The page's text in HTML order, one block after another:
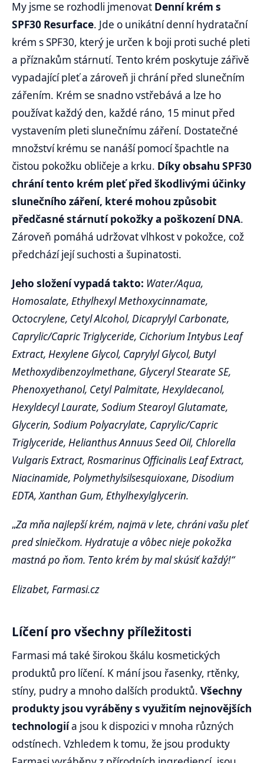
My jsme se rozhodli jmenovat Denní krém s
SPF30 Resurface. Jde o unikátní denní hydratační
krém s SPF30, který je určen k boji proti suché pleti
a příznakům stárnutí. Tento krém poskytuje zářivě
vypadající pleť a zároveň ji chrání před slunečním
zářením. Krém se snadno vstřebává a lze ho
používat každý den, každé ráno, 15 minut před
vystavením pleti slunečnímu záření. Dostatečné
množství krému se nanáší pomocí špachtle na
čistou pokožku obličeje a krku. Díky obsahu SPF30
chrání tento krém pleť před škodlivými účinky
slunečního záření, které mohou způsobit
předčasné stárnutí pokožky a poškození DNA.
Zároveň pomáhá udržovat vlhkost v pokožce, což
předchází její suchosti a šupinatosti.
Jeho složení vypadá takto: Water/Aqua,
Homosalate, Ethylhexyl Methoxycinnamate,
Octocrylene, Cetyl Alcohol, Dicaprylyl Carbonate,
Caprylic/Capric Triglyceride, Cichorium Intybus Leaf
Extract, Hexylene Glycol, Caprylyl Glycol, Butyl
Methoxydibenzoylmethane, Glyceryl Stearate SE,
Phenoxyethanol, Cetyl Palmitate, Hexyldecanol,
Hexyldecyl Laurate, Sodium Stearoyl Glutamate,
Glycerin, Sodium Polyacrylate, Caprylic/Capric
Triglyceride, Helianthus Annuus Seed Oil, Chlorella
Vulgaris Extract, Rosmarinus Officinalis Leaf Extract,
Niacinamide, Polymethylsilsesquioxane, Disodium
EDTA, Xanthan Gum, Ethylhexylglycerin.
„Za mňa najlepší krém, najmä v lete, chráni vašu pleť
pred slniečkom. Hydratuje a vôbec nieje pokožka
mastná po ňom. Tento krém by mal skúsiť každý!“
Elizabet, Farmasi.cz
Líčení pro všechny příležitosti
Farmasi má také širokou škálu kosmetických
produktů pro líčení. K mání jsou řasenky, rtěnky,
stíny, pudry a mnoho dalších produktů. Všechny
produkty jsou vyráběny s využitím nejnovějších
technologiía jsou k dispozici v mnoha různých
odstínech. Vzhledem k tomu, že jsou produkty